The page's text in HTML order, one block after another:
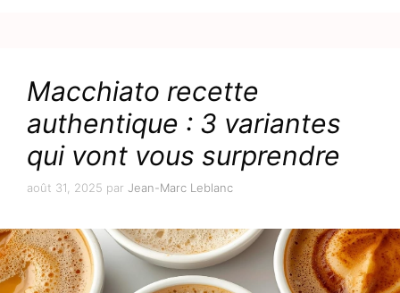
Macchiato recette
authentique : 3 variantes
qui vont vous surprendre
août 31, 2025 par Jean-Marc Leblanc